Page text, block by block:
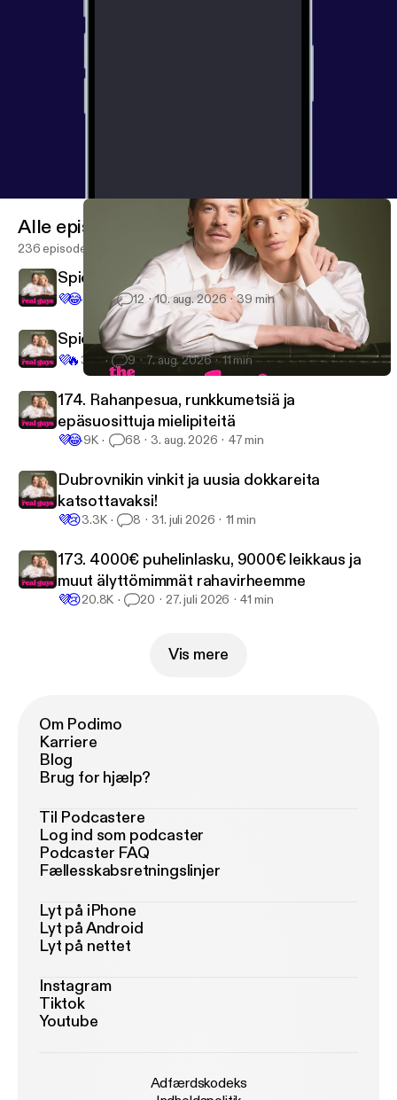
The Real Guys
Alle episoder
236 episoder
Spicy Q&A ja parisuhdepaljastus
💜😂 12 10. aug. 2026 39 min
Spicy QA extra
💜🔥 3.1K 9 7. aug. 2026 11 min
174. Rahanpesua, runkkumetsiä ja
epäsuosittuja mielipiteitä
💜😂9K 68 3. aug. 2026 47 min
Dubrovnikin vinkit ja uusia dokkareita
katsottavaksi!
💜😢3.3K 8 31. juli 2026 11 min
173. 4000€ puhelinlasku, 9000€ leikkaus ja
muut älyttömimmät rahavirheemme
💜😢20.8K 20 27. juli 2026 41 min
Vis mere
Om Podimo
Karriere
Blog
Brug for hjælp?
Til Podcastere
Log ind som podcaster
Podcaster FAQ
Fællesskabsretningslinjer
Lyt på iPhone
Lyt på Android
Lyt på nettet
Instagram
Tiktok
Youtube
Adfærdskodeks